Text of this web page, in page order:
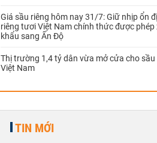
Giá sầu riêng hôm nay 31/7: Giữ nhịp ổn
riêng tươi Việt Nam chính thức được phép
khẩu sang Ấn Độ
Thị trường 1,4 tỷ dân vừa mở cửa cho
Việt Nam
TIN MỚI